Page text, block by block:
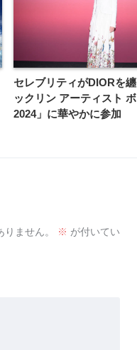
セレブリティがDIORを
ックリン アーティスト
2024」に華やかに参加
ません。 ※ が付いてい